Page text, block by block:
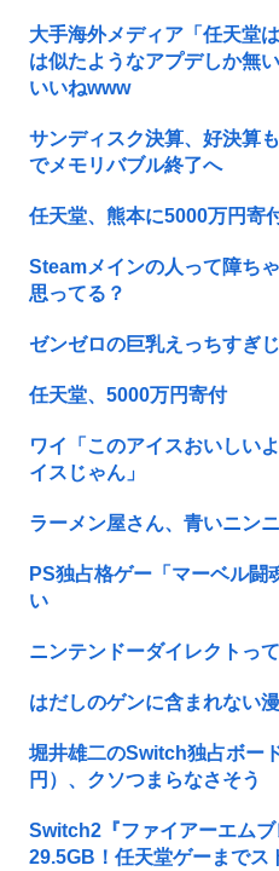
大手海外メディア「任天堂
は似たようなアプデしか無
いいねwww
サンディスク決算、好決算
でメモリバブル終了へ
任天堂、熊本に5000万円寄
Steamメインの人って障ち
思ってる？
ゼンゼロの巨乳えっちすぎ
任天堂、5000万円寄付
ワイ「このアイスおいしい
イスじゃん」
ラーメン屋さん、青いニン
PS独占格ゲー「マーベル闘
い
ニンテンドーダイレクトっ
はだしのゲンに含まれない
堀井雄二のSwitch独占ボー
円）、クソつまらなさそう
Switch2『ファイアーエム
29.5GB！任天堂ゲーまでス